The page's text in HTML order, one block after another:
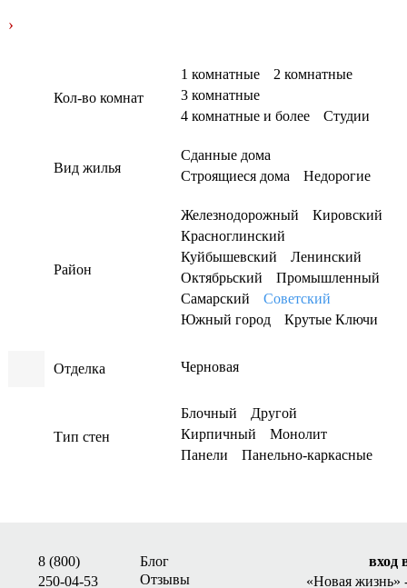
›
Кол-во комнат
1 комнатные
2 комнатные
3 комнатные
4 комнатные и более
Студии
Вид жилья
Сданные дома
Строящиеся дома
Недорогие
Район
Железнодорожный
Кировский
Красноглинский
Куйбышевский
Ленинский
Октябрьский
Промышленный
Самарский
Советский
Южный город
Крутые Ключи
Отделка Черновая
Тип стен
Блочный
Другой
Кирпичный
Монолит
Панели
Панельно-каркасные
8 (800)
250-04-53
Блог
Отзывы
вход
«Новая жизнь»